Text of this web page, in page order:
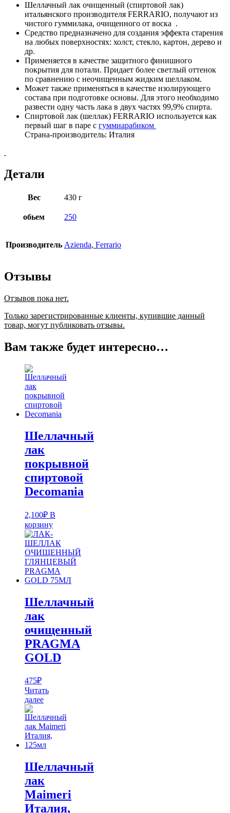
Шеллачный лак очищенный (спиртовой лак)
итальянского производителя FERRARIO, получают из
чистого гуммилака, очищенного от воска .
Средство предназначено для создания эффекта старения
на любых поверхностях: холст, стекло, картон, дерево и
др.
Применяется в качестве защитного финишного
покрытия для потали. Придает более светлый оттенок
по сравнению с неочищенным жидким шеллаком.
Может также применяться в качестве изолирующего
состава при подготовке основы. Для этого необходимо
развести одну часть лака в двух частях 99,9% спирта.
Спиртовой лак (шеллак) FERRARIO используется как
первый шаг в паре с гуммиарабиком
Страна-производитель: Италия
Детали
Вес 430 г
обьем 250
Производитель Azienda, Ferrario
Отзывы
Отзывов пока нет.
Только зарегистрированные клиенты, купившие данный
товар, могут публиковать отзывы.
Вам также будет интересно…
Шеллачный
лак
покрывной
спиртовой
Decomania
2,100₽ В
корзину
Шеллачный
лак
очищенный
PRAGMA
GOLD
475₽
Читать
далее
Шеллачный
лак
Maimeri
Италия,